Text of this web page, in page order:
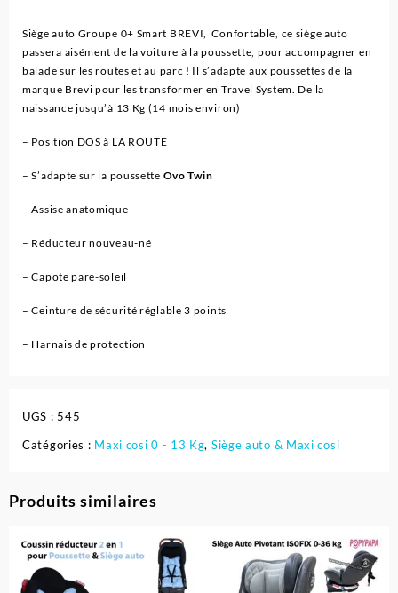
Siège auto Groupe 0+ Smart BREVI, Confortable, ce siège auto
passera aisément de la voiture à la poussette, pour accompagner en
balade sur les routes et au parc ! Il s’adapte aux poussettes de la
marque Brevi pour les transformer en Travel System. De la
naissance jusqu’à 13 Kg (14 mois environ)
– Position DOS à LA ROUTE
– S’adapte sur la poussette Ovo Twin
– Assise anatomique
– Réducteur nouveau-né
– Capote pare-soleil
– Ceinture de sécurité réglable 3 points
– Harnais de protection
UGS : 545
Catégories : Maxi cosi 0 - 13 Kg, Siège auto & Maxi cosi
Produits similaires